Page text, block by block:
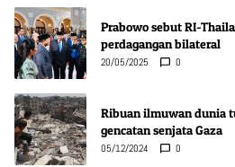
Prabowo sebut RI-
perdagangan bilateral
20/05/2025 0
Ribuan ilmuwan dunia
gencatan senjata Gaza
05/12/2024 0